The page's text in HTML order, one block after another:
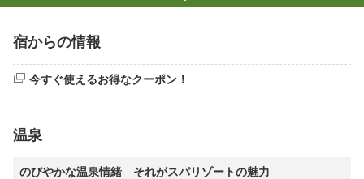
宿からの情報
今すぐ使えるお得なクーポン！
温泉
のびやかな温泉情緒 それがスパリゾートの魅力